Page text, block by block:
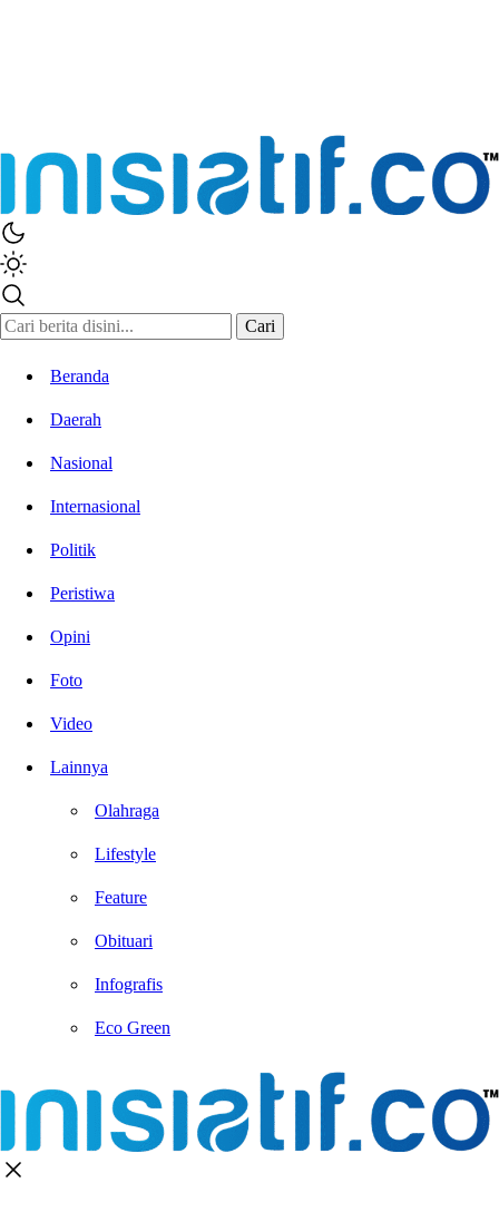
Cari
Beranda
Daerah
Nasional
Internasional
Politik
Peristiwa
Opini
Foto
Video
Lainnya
Olahraga
Lifestyle
Feature
Obituari
Infografis
Eco Green